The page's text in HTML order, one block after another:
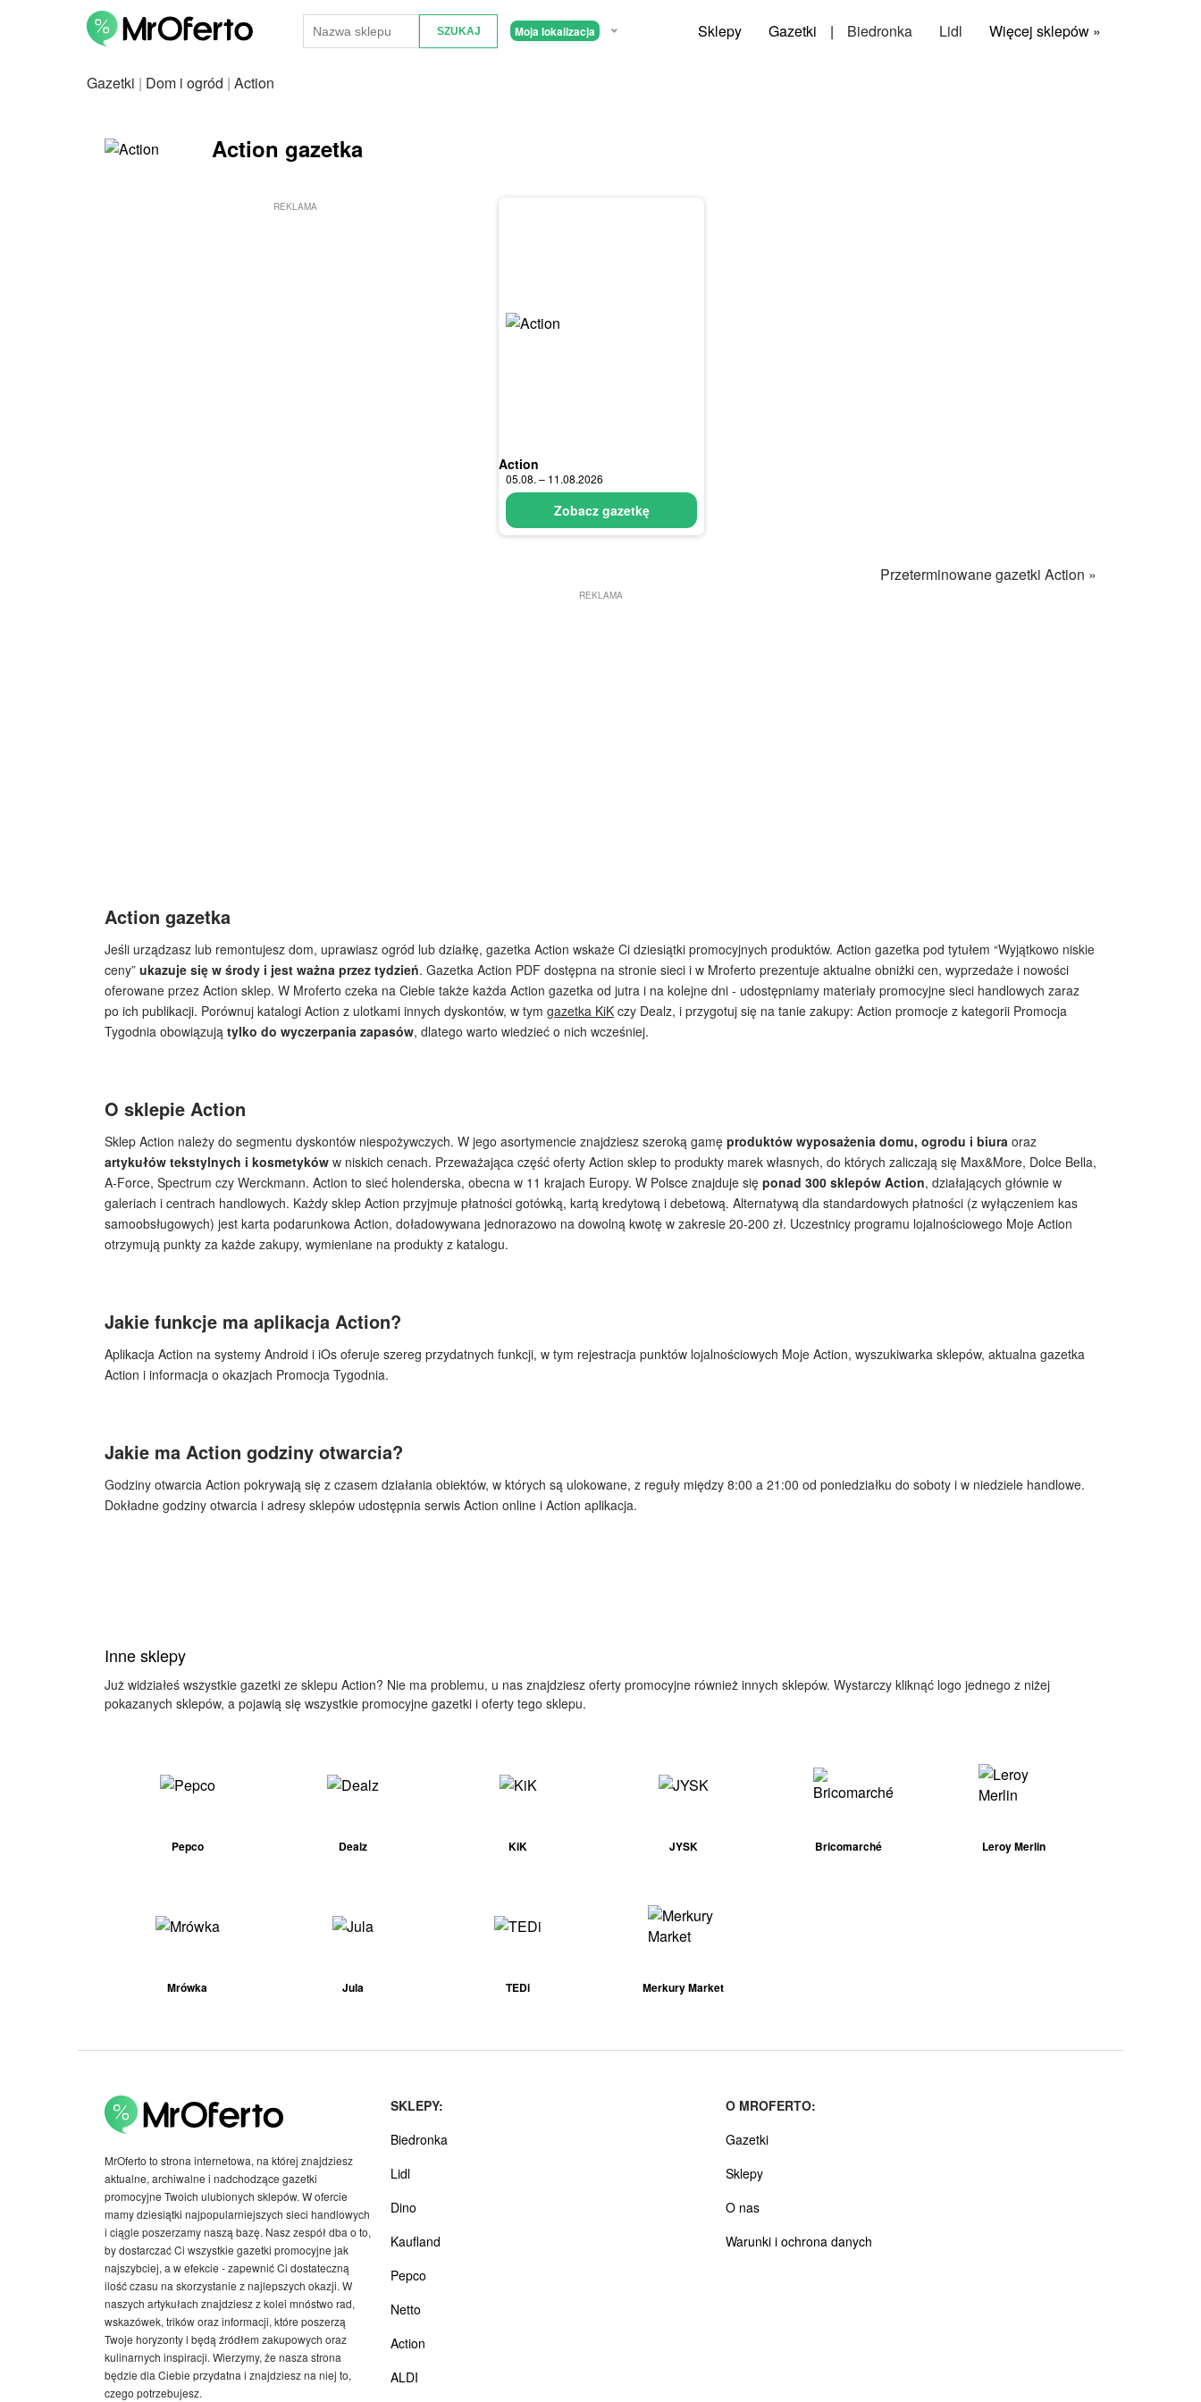
Moja lokalizacja Sklepy Gazetki | Biedronka Lidl Więcej sklepów »
Gazetki | Dom i ogród | Action
Action gazetka
REKLAMA
Action
05.08. – 11.08.2026
Zobacz gazetkę
Przeterminowane gazetki Action »
REKLAMA
Action gazetka
Jeśli urządzasz lub remontujesz dom, uprawiasz ogród lub działkę, gazetka Action wskaże Ci dziesiątki promocyjnych produktów. Action gazetka pod tytułem “Wyjątkowo niskie
ceny” ukazuje się w środy i jest ważna przez tydzień. Gazetka Action PDF dostępna na stronie sieci i w Mroferto prezentuje aktualne obniżki cen, wyprzedaże i nowości
oferowane przez Action sklep. W Mroferto czeka na Ciebie także każda Action gazetka od jutra i na kolejne dni - udostępniamy materiały promocyjne sieci handlowych zaraz
po ich publikacji. Porównuj katalogi Action z ulotkami innych dyskontów, w tym gazetka KiK czy Dealz, i przygotuj się na tanie zakupy: Action promocje z kategorii Promocja
Tygodnia obowiązują tylko do wyczerpania zapasów, dlatego warto wiedzieć o nich wcześniej.
O sklepie Action
Sklep Action należy do segmentu dyskontów niespożywczych. W jego asortymencie znajdziesz szeroką gamę produktów wyposażenia domu, ogrodu i biura oraz
artykułów tekstylnych i kosmetyków w niskich cenach. Przeważająca część oferty Action sklep to produkty marek własnych, do których zaliczają się Max&More, Dolce Bella,
A-Force, Spectrum czy Werckmann. Action to sieć holenderska, obecna w 11 krajach Europy. W Polsce znajduje się ponad 300 sklepów Action, działających głównie w
galeriach i centrach handlowych. Każdy sklep Action przyjmuje płatności gotówką, kartą kredytową i debetową. Alternatywą dla standardowych płatności (z wyłączeniem kas
samoobsługowych) jest karta podarunkowa Action, doładowywana jednorazowo na dowolną kwotę w zakresie 20-200 zł. Uczestnicy programu lojalnościowego Moje Action
otrzymują punkty za każde zakupy, wymieniane na produkty z katalogu.
Jakie funkcje ma aplikacja Action?
Aplikacja Action na systemy Android i iOs oferuje szereg przydatnych funkcji, w tym rejestracja punktów lojalnościowych Moje Action, wyszukiwarka sklepów, aktualna gazetka
Action i informacja o okazjach Promocja Tygodnia.
Jakie ma Action godziny otwarcia?
Godziny otwarcia Action pokrywają się z czasem działania obiektów, w których są ulokowane, z reguły między 8:00 a 21:00 od poniedziałku do soboty i w niedziele handlowe.
Dokładne godziny otwarcia i adresy sklepów udostępnia serwis Action online i Action aplikacja.
Inne sklepy
Już widziałeś wszystkie gazetki ze sklepu Action? Nie ma problemu, u nas znajdziesz oferty promocyjne również innych sklepów. Wystarczy kliknąć logo jednego z niżej
pokazanych sklepów, a pojawią się wszystkie promocyjne gazetki i oferty tego sklepu.
Pepco Dealz KiK JYSK Bricomarché Leroy Merlin
Mrówka Jula TEDi Merkury Market
MrOferto to strona internetowa, na której znajdziesz
aktualne, archiwalne i nadchodzące gazetki
promocyjne Twoich ulubionych sklepów. W ofercie
mamy dziesiątki najpopularniejszych sieci handlowych
i ciągle poszerzamy naszą bazę. Nasz zespół dba o to,
by dostarczać Ci wszystkie gazetki promocyjne jak
najszybciej, a w efekcie - zapewnić Ci dostateczną
ilość czasu na skorzystanie z najlepszych okazji. W
naszych artykułach znajdziesz z kolei mnóstwo rad,
wskazówek, trików oraz informacji, które poszerzą
Twoje horyzonty i będą źródłem zakupowych oraz
kulinarnych inspiracji. Wierzymy, że nasza strona
będzie dla Ciebie przydatna i znajdziesz na niej to,
czego potrzebujesz.
SKLEPY:
Biedronka
Lidl
Dino
Kaufland
Pepco
Netto
Action
ALDI
O MROFERTO:
Gazetki
Sklepy
O nas
Warunki i ochrona danych